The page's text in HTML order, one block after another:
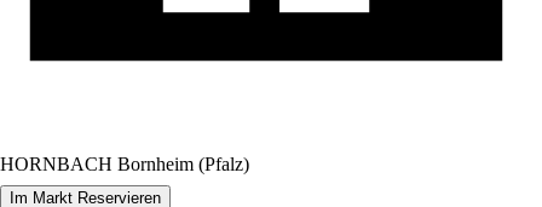
HORNBACH Bornheim (Pfalz)
Im Markt Reservieren